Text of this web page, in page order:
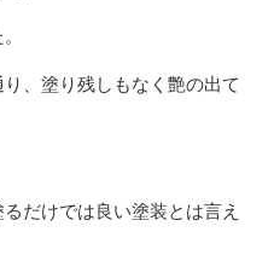
、塗り残しもなく艶の出て
だけでは良い塗装とは言え